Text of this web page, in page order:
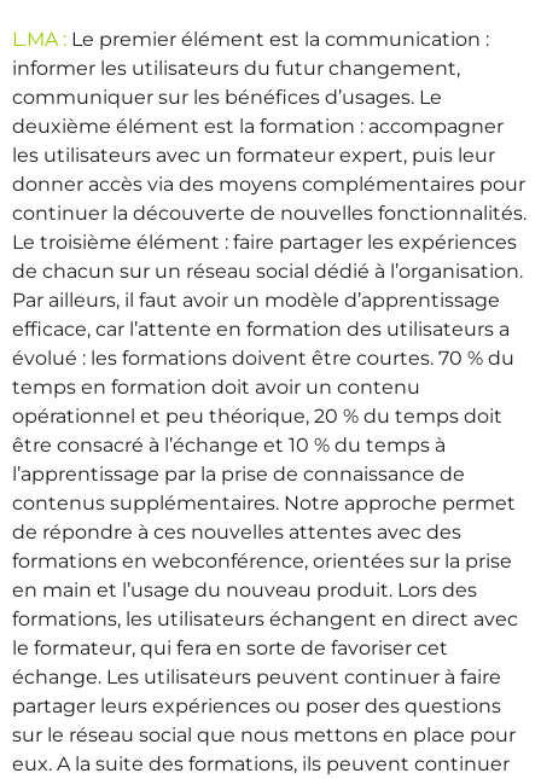
L.MA : Le premier élément est la communication :
informer les utilisateurs du futur changement,
communiquer sur les bénéfices d’usages. Le
deuxième élément est la formation : accompagner
les utilisateurs avec un formateur expert, puis leur
donner accès via des moyens complémentaires pour
continuer la découverte de nouvelles fonctionnalités.
Le troisième élément : faire partager les expériences
de chacun sur un réseau social dédié à l’organisation.
Par ailleurs, il faut avoir un modèle d’apprentissage
efficace, car l’attente en formation des utilisateurs a
évolué : les formations doivent être courtes. 70 % du
temps en formation doit avoir un contenu
opérationnel et peu théorique, 20 % du temps doit
être consacré à l’échange et 10 % du temps à
l’apprentissage par la prise de connaissance de
contenus supplémentaires. Notre approche permet
de répondre à ces nouvelles attentes avec des
formations en webconférence, orientées sur la prise
en main et l’usage du nouveau produit. Lors des
formations, les utilisateurs échangent en direct avec
le formateur, qui fera en sorte de favoriser cet
échange. Les utilisateurs peuvent continuer à faire
partager leurs expériences ou poser des questions
sur le réseau social que nous mettons en place pour
eux. A la suite des formations, ils peuvent continuer